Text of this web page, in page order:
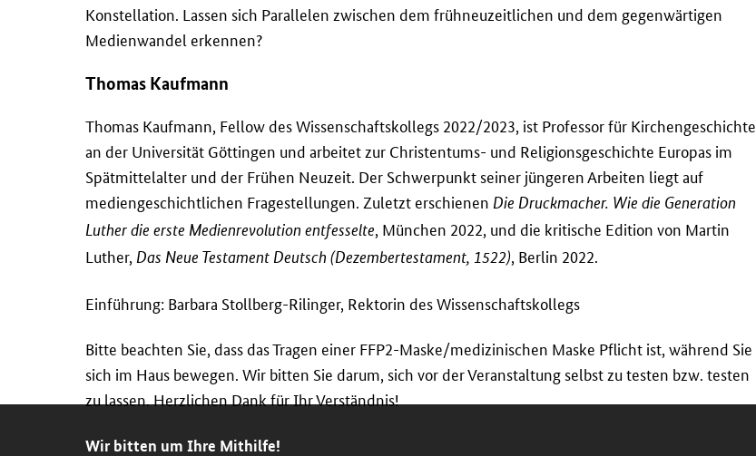
Wir bitten um Ihre Mithilfe!
Konstellation. Lassen sich Parallelen zwischen dem frühneuzeitlichen und dem gegenwärtigen
Medienwandel erkennen?
Thomas Kaufmann
Thomas Kaufmann, Fellow des Wissenschaftskollegs 2022/2023, ist Professor für Kirchengeschichte
an der Universität Göttingen und arbeitet zur Christentums- und Religionsgeschichte Europas im
Spätmittelalter und der Frühen Neuzeit. Der Schwerpunkt seiner jüngeren Arbeiten liegt auf
mediengeschichtlichen Fragestellungen. Zuletzt erschienen Die Druckmacher. Wie die Generation
Luther die erste Medienrevolution entfesselte, München 2022, und die kritische Edition von Martin
Luther, Das Neue Testament Deutsch (Dezembertestament, 1522), Berlin 2022.
Einführung: Barbara Stollberg-Rilinger, Rektorin des Wissenschaftskollegs
Bitte beachten Sie, dass das Tragen einer FFP2-Maske/medizinischen Maske Pflicht ist, während Sie
sich im Haus bewegen. Wir bitten Sie darum, sich vor der Veranstaltung selbst zu testen bzw. testen
zu lassen. Herzlichen Dank für Ihr Verständnis!